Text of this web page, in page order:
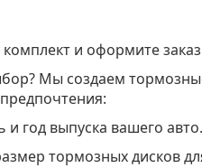
и оформите
Мы создаем
год выпуска вашего авто.
тормозных дисков